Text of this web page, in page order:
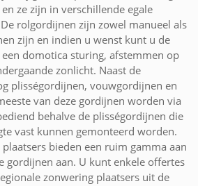
ze zijn in verschillende egale
rolgordijnen zijn zowel manueel als
zijn en indien u wenst kunt u de
domotica sturing, afstemmen op
zonlicht. Naast de
plisségordijnen, vouwgordijnen en
van deze gordijnen worden via
behalve de plisségordijnen die
vast kunnen gemonteerd worden.
bieden een ruim gamma aan
gordijnen aan. U kunt enkele offertes
zonwering plaatsers uit de